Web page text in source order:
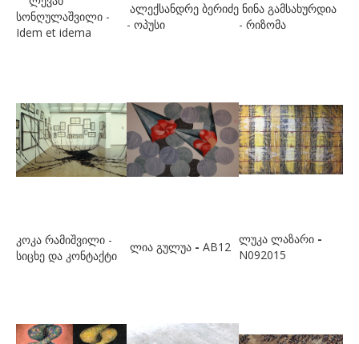
ბუგიანი ირაკლი
გ
გაგოშიძე ნანა
გაგოშიძე ნინო
გამსახურდია ნინა
გვეტაძე თეა
სონღულაშვილი -
Idem et idema
ალექსანდრე ბერიძე
- ოპუსი
ნინა გამსახურდია
- რიზომა
კოკა რამიშვილი -
სიცხე და კონტაქტი
ლია გულუა - AB12
ლუკა ლაზარი -
N092015